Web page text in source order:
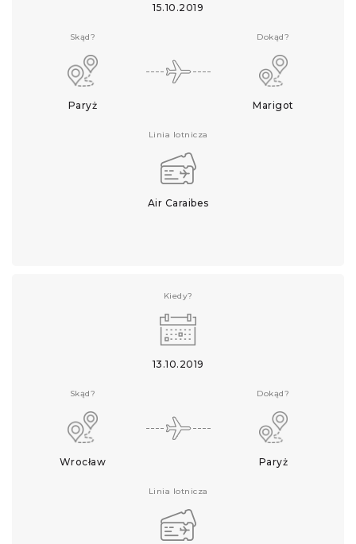
15.10.2019
Skąd?
Paryż
Dokąd?
Marigot
Linia lotnicza
Air Caraibes
Kiedy?
13.10.2019
Skąd?
Wrocław
Dokąd?
Paryż
Linia lotnicza